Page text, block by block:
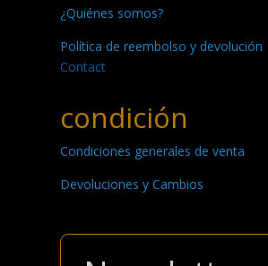
¿Quiénes somos?
Política de reembolso y devolución
Contact
condición
Condiciones generales de venta
Devoluciones y Cambios